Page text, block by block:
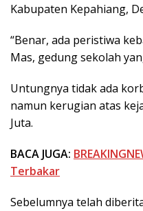
Kabupaten Kepahiang,
“Benar, ada peristiwa
Mas, gedung sekolah
Untungnya tidak ada
namun kerugian atas
Juta.
BACA JUGA:
Terbakar
Sebelumnya telah